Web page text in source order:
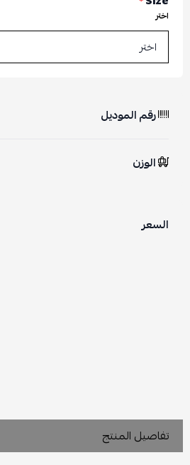
اختر
رقم الموديل
الوزن
السعر
تفاصيل المنتج